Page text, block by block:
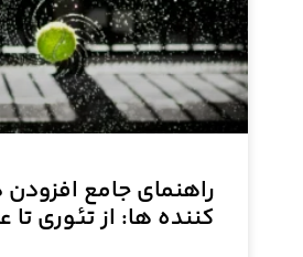
راهنمای جامع
کننده ها: از تئوری تا